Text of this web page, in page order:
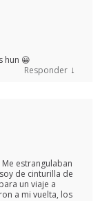
hun 😀
Responder ↓
estrangulaban
de cinturilla de
un viaje a
a mi vuelta, los